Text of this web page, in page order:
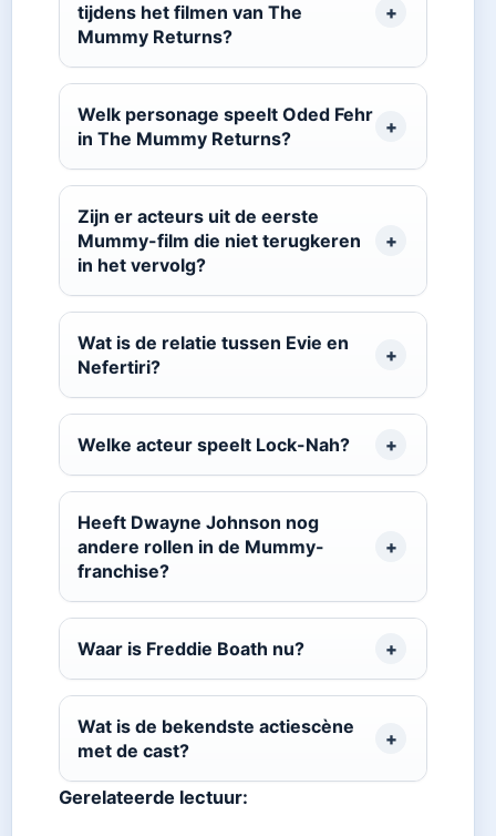
tijdens het filmen van The
Mummy Returns?
Welk personage speelt Oded Fehr
in The Mummy Returns?
Zijn er acteurs uit de eerste
Mummy-film die niet terugkeren
in het vervolg?
Wat is de relatie tussen Evie en
Nefertiri?
Welke acteur speelt Lock-Nah?
Heeft Dwayne Johnson nog
andere rollen in de Mummy-
franchise?
Waar is Freddie Boath nu?
Wat is de bekendste actiescène
met de cast?
Gerelateerde lectuur: